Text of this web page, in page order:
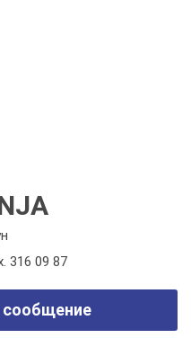
316 09 87
сообщение